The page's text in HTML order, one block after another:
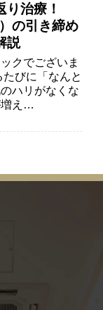
り治療！
の引き締め
説
クでございま
びに「なんと
ハリがなくな
増え…